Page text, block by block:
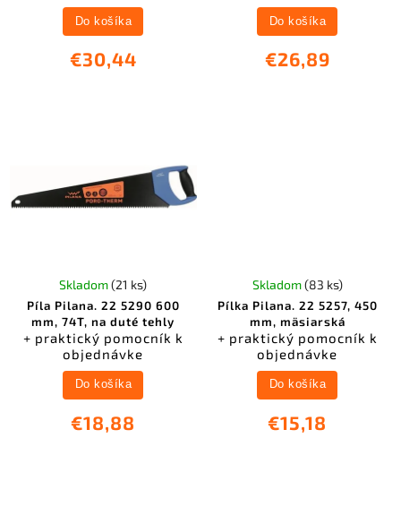
€30,44
Do košíka
€26,89
Do košíka
Píla Pilana. 22 5290 600
mm, 74T, na duté tehly
+ praktický pomocník k
objednávke
Skladom(21 ks)
€18,88
Do košíka
Pílka Pilana. 22 5257, 450
mm, mäsiarská
+ praktický pomocník k
objednávke
Skladom(83 ks)
€15,18
Do košíka